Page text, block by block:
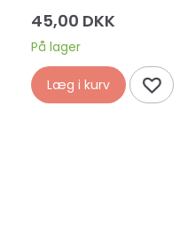
45,00 DKK
På lager
Læg i kurv